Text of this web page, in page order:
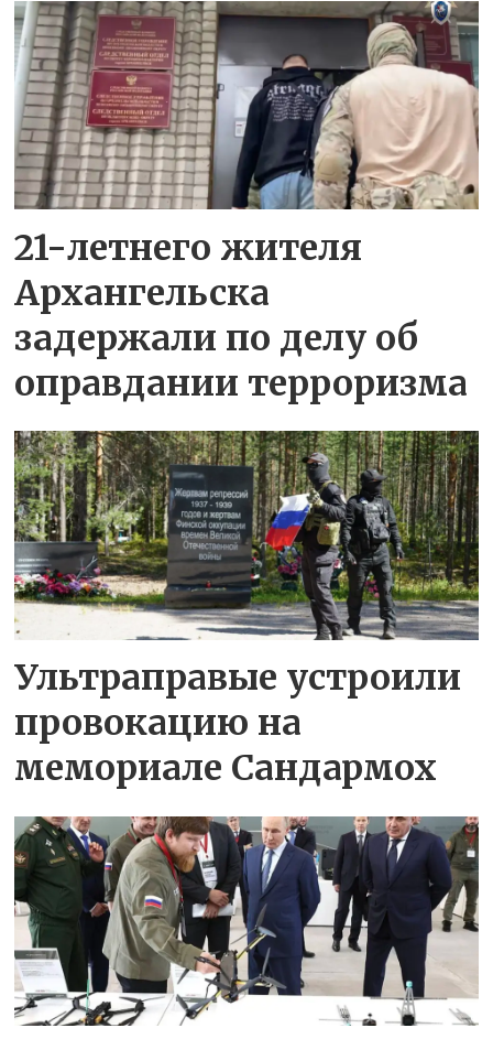
21-летнего жителя
Архангельска
задержали по делу об
оправдании терроризма
Ультраправые устроили
провокацию на
мемориале Сандармох